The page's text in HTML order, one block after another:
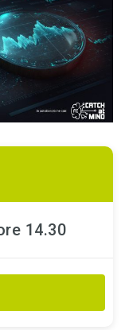
14.30